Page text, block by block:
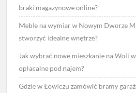
braki magazynowe online?
Meble na wymiar w Nowym Dworze
stworzyć idealne wnętrze?
Jak wybrać nowe mieszkanie na Woli
opłacalne pod najem?
Gdzie w Łowiczu zamówić bramy